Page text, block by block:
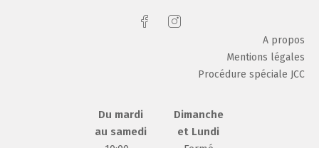
A propos
Mentions légales
Procédure spéciale JCC
Du mardi
au samedi
Dimanche
et Lundi